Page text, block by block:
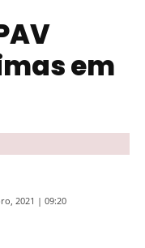
em
2021 | 09:20